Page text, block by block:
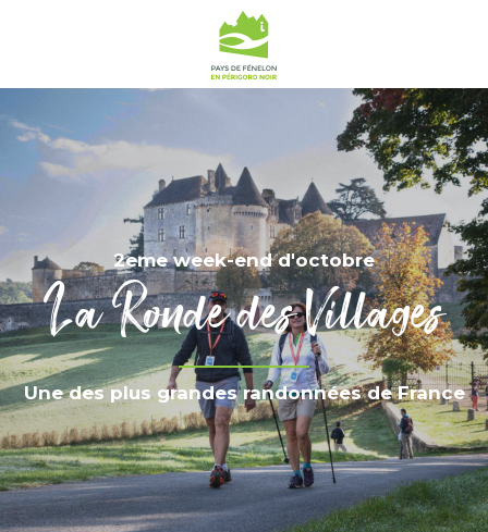
2eme week-end d'octobre
La Ronde des Villages
Une des plus grandes randonnées de France